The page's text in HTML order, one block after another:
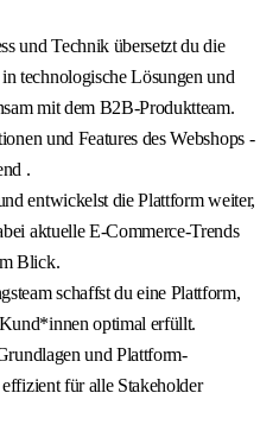
und Technik übersetzt du die
technologische Lösungen und
mit dem B2B-Produktteam.
und Features des Webshops -
.
entwickelst die Plattform weiter,
aktuelle E-Commerce-Trends
Blick.
schaffst du eine Plattform,
optimal erfüllt.
und Plattform-
für alle Stakeholder